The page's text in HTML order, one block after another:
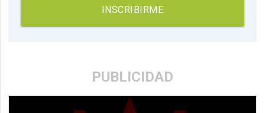
INSCRIBIRME
PUBLICIDAD